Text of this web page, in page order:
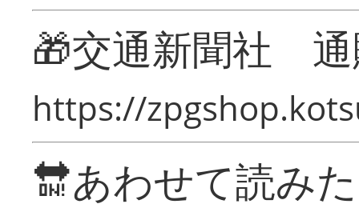
🎁交通新聞社
https://
🔛あわせて読み